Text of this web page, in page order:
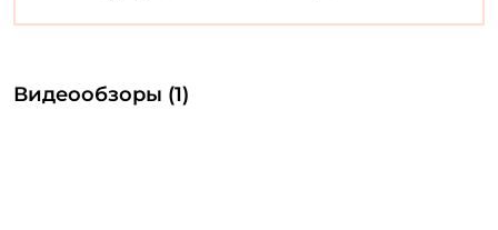
Видеообзоры (1)